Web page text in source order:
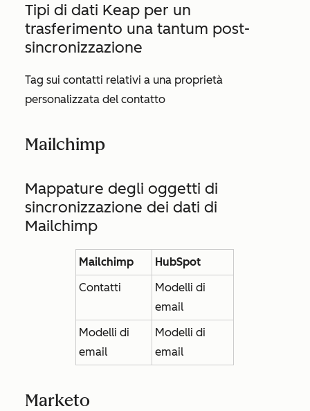
Tipi di dati Keap per un
trasferimento una tantum post-
sincronizzazione
Tag sui contatti relativi a una proprietà
personalizzata del contatto
Mailchimp
Mappature degli oggetti di
sincronizzazione dei dati di
Mailchimp
Mailchimp
HubSpot
Contatti
Modelli di
email
Modelli di
email
Modelli di
email
Marketo